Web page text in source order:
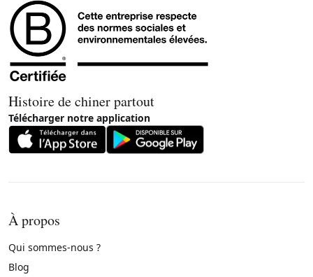
Histoire de chiner partout
Télécharger notre application
À propos
Qui sommes-nous ?
Blog